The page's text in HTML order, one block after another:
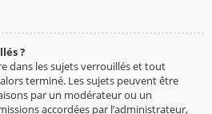
?
dans les sujets verrouillés et tout
terminé. Les sujets peuvent être
par un modérateur ou un
accordées par l’administrateur,